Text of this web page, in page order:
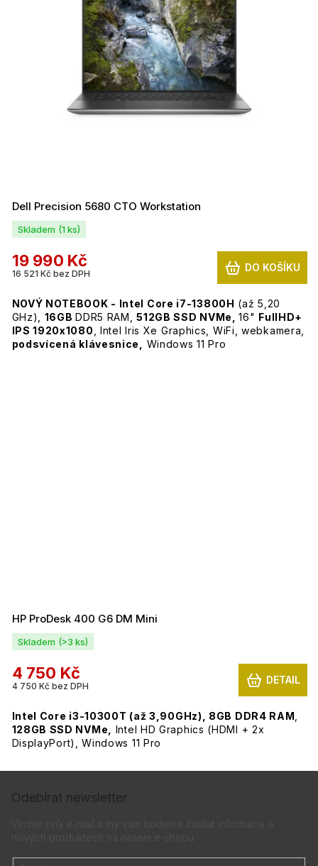
Kompletní složený PC z nových nebo zánovních
komponentů připravený k okamžitému používání.
Vše se zárukou 2 roky.
Dell Precision 5680 CTO Workstation
Skladem (1 ks)
16 521 Kč bez DPH
19 990 Kč DO KOŠÍKU
NOVÝ NOTEBOOK - Intel Core i7-13800H (až 5,20
GHz), 16GBDDR5 RAM,512GB SSD NVMe,16" FullHD+
IPS 1920x1080 , Intel Iris Xe Graphics, WiFi, webkamera,
podsvícená klávesnice,
Windows 11 Pro
HP ProDesk 400 G6 DM Mini
Skladem (>3 ks)
4 750 Kč bez DPH
4 750 Kč DETAIL
Intel Core i3-10300T (až 3,90GHz), 8GB DDR4 RAM
128GB SSD NVMe
Intel HD Graphics (HDMI + 2x
DisplayPort), Windows 11 Pro
Odebírat newsletter